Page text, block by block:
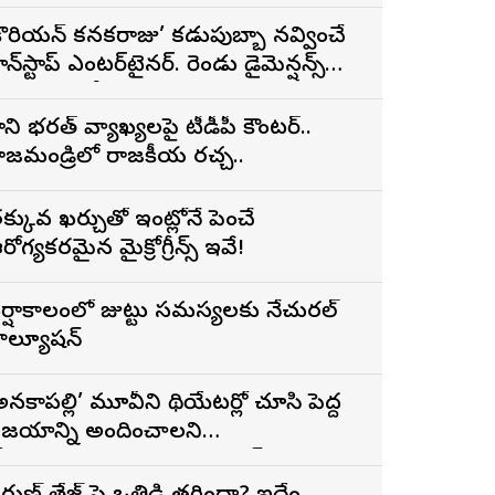
కనకరాజు’ కడుపుబ్బా నవ్వించే
ఎంటర్‌టైనర్. రెండు డైమెన్షన్స్
: వరుణ్ తేజ్
భరత్ వ్యాఖ్యలపై టీడీపీ కౌంటర్..
రాజకీయ రచ్చ..
ఖర్చుతో ఇంట్లోనే పెంచే
మైక్రోగ్రీన్స్ ఇవే!
జుట్టు సమస్యలకు నేచురల్
మూవీని థియేటర్లో చూసి పెద్ద
అందించాలని